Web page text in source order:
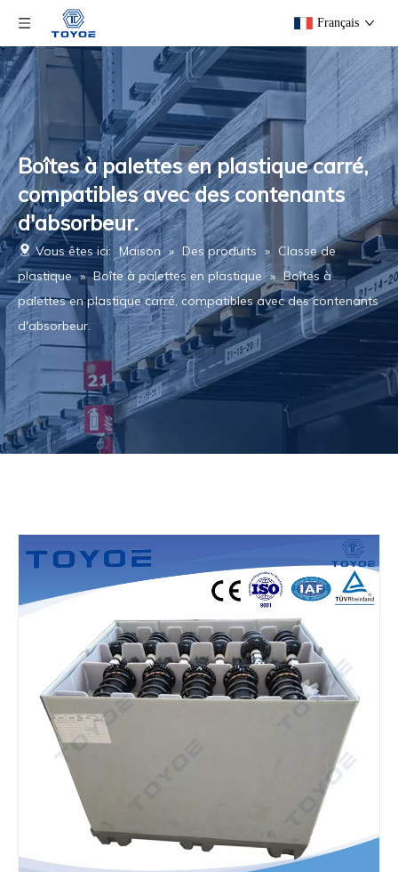
Français
Boîtes à palettes en plastique carré,
compatibles avec des contenants
d'absorbeur.
Vous êtes ici: Maison » Des produits » Classe de
plastique » Boîte à palettes en plastique » Boîtes à
palettes en plastique carré, compatibles avec des contenants
d'absorbeur.